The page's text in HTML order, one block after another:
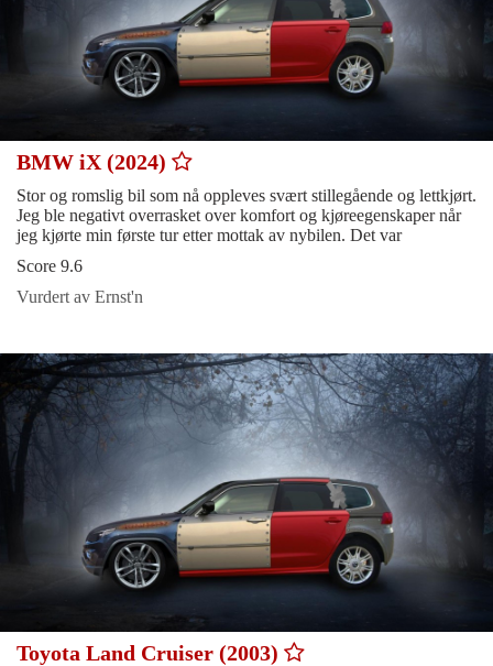
BMW iX (2024)
Stor og romslig bil som nå oppleves svært stillegående og lettkjørt.
Jeg ble negativt overrasket over komfort og kjøreegenskaper når
jeg kjørte min første tur etter mottak av nybilen. Det var
Score 9.6
Vurdert av Ernst'n
Toyota Land Cruiser (2003)